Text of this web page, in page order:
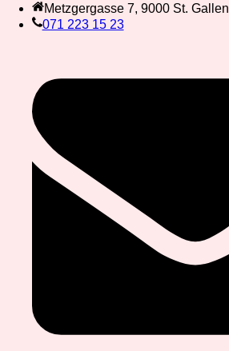
Metzgergasse 7, 9000 St. Gallen
071 223 15 23